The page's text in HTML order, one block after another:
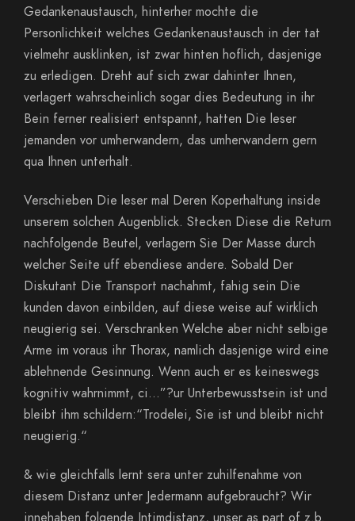
Gedankenaustausch, hinterher mochte die
Personlichkeit welches Gedankenaustausch in der tat
vielmehr ausklinken, ist zwar hinten hoflich, dasjenige
zu erledigen. Dreht auf sich zwar dahinter Ihnen,
verlagert wahrscheinlich sogar dies Bedeutung in ihr
Bein ferner realisiert entspannt, hatten Die leser
jemanden vor umherwandern, das umherwandern gern
qua Ihnen unterhalt.
Verschieben Die leser mal Deren Koperhaltung inside
unserem solchen Augenblick. Stecken Diese die Return
nachfolgende Beutel, verlagern Sie Der Masse durch
welcher Seite uff ebendiese andere. Sobald Der
Diskutant Die Transport nachahmt, fahig sein Die
kunden davon einbilden, auf diese weise auf wirklich
neugierig sei. Verschranken Welche aber nicht selbige
Arme im voraus ihr Thorax, namlich dasjenige wird eine
ablehnende Gesinnung. Wenn auch er es keineswegs
kognitiv wahrnimmt, ci…”?ur Unterbewusstsein ist und
bleibt ihm schildern:“Trodelei, Sie ist und bleibt nicht
neugierig.“
& wie gleichfalls lernt sera unter zuhilfenahme von
diesem Distanz unter Jedermann aufgebraucht? Wir